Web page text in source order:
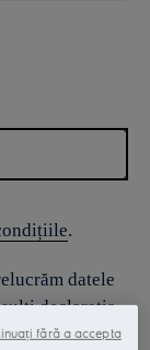
.
datele
declaraţia
fără a accepta